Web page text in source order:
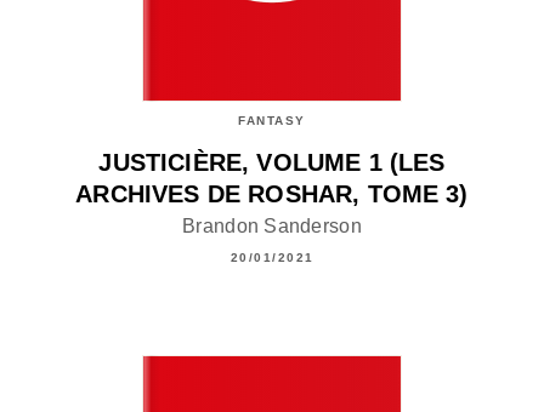
FANTASY
JUSTICIÈRE, VOLUME 1 (LES
ARCHIVES DE ROSHAR, TOME 3)
Brandon Sanderson
20/01/2021